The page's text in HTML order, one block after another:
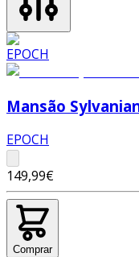
Mansão
EPOCH
149,99€
Comprar